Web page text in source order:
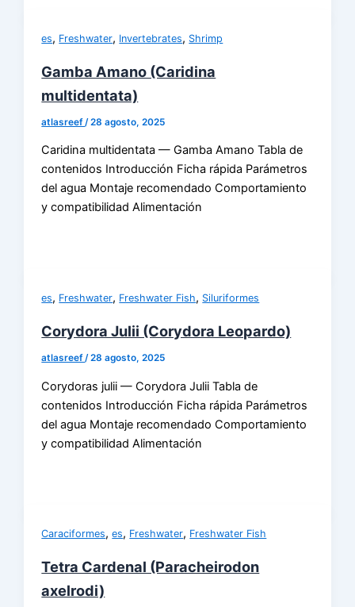
es, Freshwater, Invertebrates, Shrimp
Gamba Amano (Caridina
multidentata)
atlasreef /28 agosto, 2025
Caridina multidentata — Gamba Amano Tabla de
contenidos Introducción Ficha rápida Parámetros
del agua Montaje recomendado Comportamiento
y compatibilidad Alimentación
es, Freshwater, Freshwater Fish, Siluriformes
Corydora Julii (Corydora Leopardo)
atlasreef/28 agosto, 2025
Corydoras julii — Corydora Julii Tabla de
contenidos Introducción Ficha rápida Parámetros
del agua Montaje recomendado Comportamiento
y compatibilidad Alimentación
Caraciformes,es, Freshwater, Freshwater Fish
Tetra Cardenal (Paracheirodon
axelrodi)